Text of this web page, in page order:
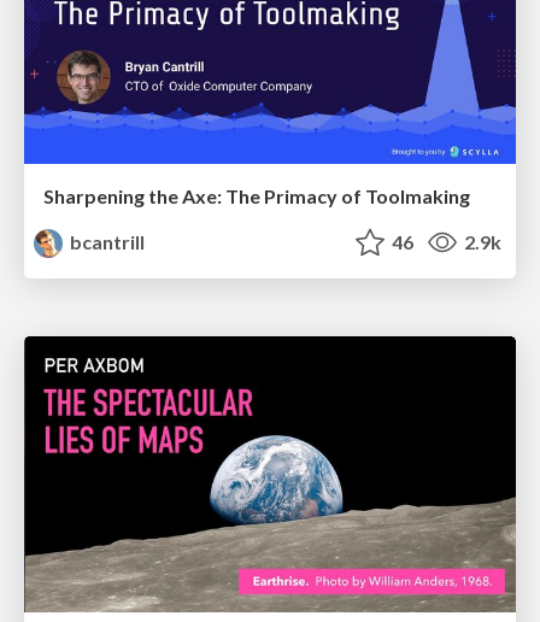
Sharpening the Axe: The Primacy of Toolmaking
bcantrill
46 2.9k